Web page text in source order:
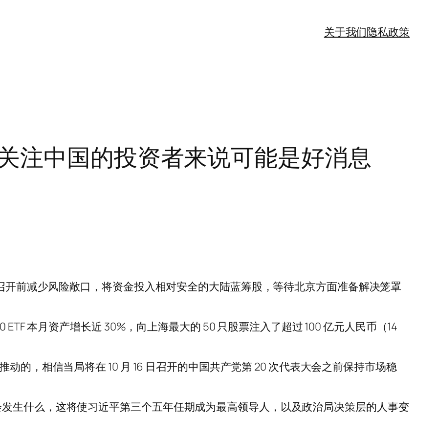
关于我们隐私政策
注中国的投资者来说可能是好消息
开前减少风险敞口，将资金投入相对安全的大陆蓝筹股，等待北京方面准备解决笼罩
本月资产增长近 30%，向上海最大的 50 只股票注入了超过 100 亿元人民币（14
动的，相信当局将在 10 月 16 日召开的中国共产党第 20 次代表大会之前保持市场稳
生什么，这将使习近平第三个五年任期成为最高领导人，以及政治局决策层的人事变